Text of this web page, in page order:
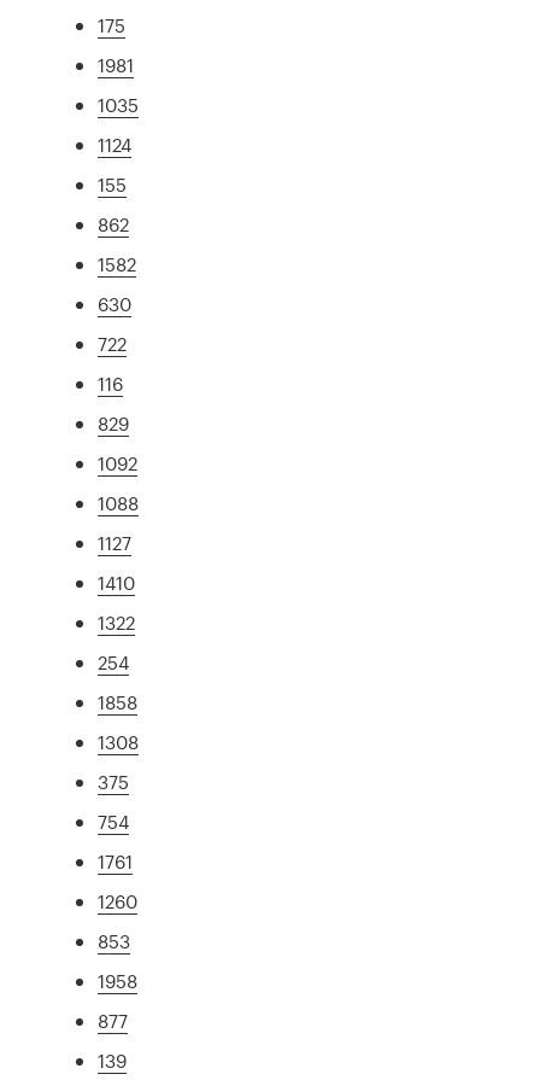
175
1981
1035
1124
155
862
1582
630
722
116
829
1092
1088
1127
1410
1322
254
1858
1308
375
754
1761
1260
853
1958
877
139